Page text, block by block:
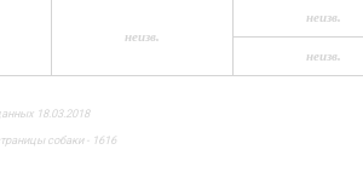
неизв.
неизв.
неизв.
18.03.2018
собаки - 1616